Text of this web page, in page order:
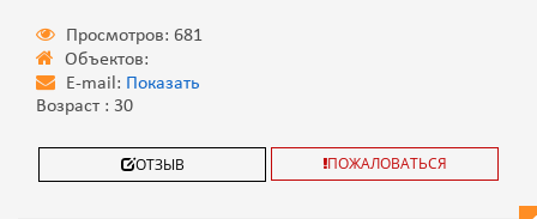
Просмотров: 681
Объектов:
E-mail: Показать
Возраст : 30
ОТЗЫВ ПОЖАЛОВАТЬСЯ